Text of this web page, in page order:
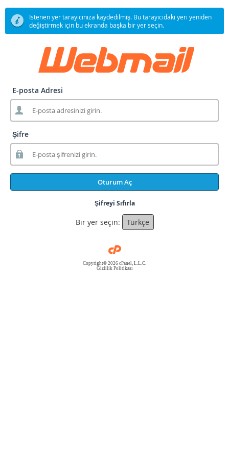
İstenen yer tarayıcınıza kaydedilmiş. Bu tarayıcıdaki yeri yeniden
değiştirmek için bu ekranda başka bir yer seçin.
E-posta Adresi
Şifre
Oturum Aç
Şifreyi Sıfırla
Bir yer seçin: Türkçe
Copyright© 2026 cPanel, L.L.C.
Gizlilik Politikası